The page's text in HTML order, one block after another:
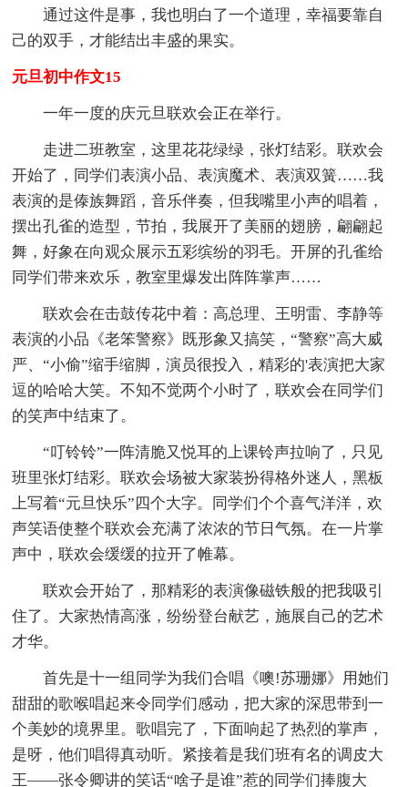
通过这件是事，我也明白了一个道理，幸福要靠自
己的双手，才能结出丰盛的果实。
元旦初中作文15
一年一度的庆元旦联欢会正在举行。
走进二班教室，这里花花绿绿，张灯结彩。联欢会
开始了，同学们表演小品、表演魔术、表演双簧……我
表演的是傣族舞蹈，音乐伴奏，但我嘴里小声的唱着，
摆出孔雀的造型，节拍，我展开了美丽的翅膀，翩翩起
舞，好象在向观众展示五彩缤纷的羽毛。开屏的孔雀给
同学们带来欢乐，教室里爆发出阵阵掌声……
联欢会在击鼓传花中着：高总理、王明雷、李静等
表演的小品《老笨警察》既形象又搞笑，“警察”高大威
严、“小偷”缩手缩脚，演员很投入，精彩的'表演把大家
逗的哈哈大笑。不知不觉两个小时了，联欢会在同学们
的笑声中结束了。
“叮铃铃”一阵清脆又悦耳的上课铃声拉响了，只见
班里张灯结彩。联欢会场被大家装扮得格外迷人，黑板
上写着“元旦快乐”四个大字。同学们个个喜气洋洋，欢
声笑语使整个联欢会充满了浓浓的节日气氛。在一片掌
声中，联欢会缓缓的拉开了帷幕。
联欢会开始了，那精彩的表演像磁铁般的把我吸引
住了。大家热情高涨，纷纷登台献艺，施展自己的艺术
才华。
首先是十一组同学为我们合唱《噢!苏珊娜》用她们
甜甜的歌喉唱起来令同学们感动，把大家的深思带到一
个美妙的境界里。歌唱完了，下面响起了热烈的掌声，
是呀，他们唱得真动听。紧接着是我们班有名的调皮大
王——张令卿讲的笑话“啥子是谁”惹的同学们捧腹大